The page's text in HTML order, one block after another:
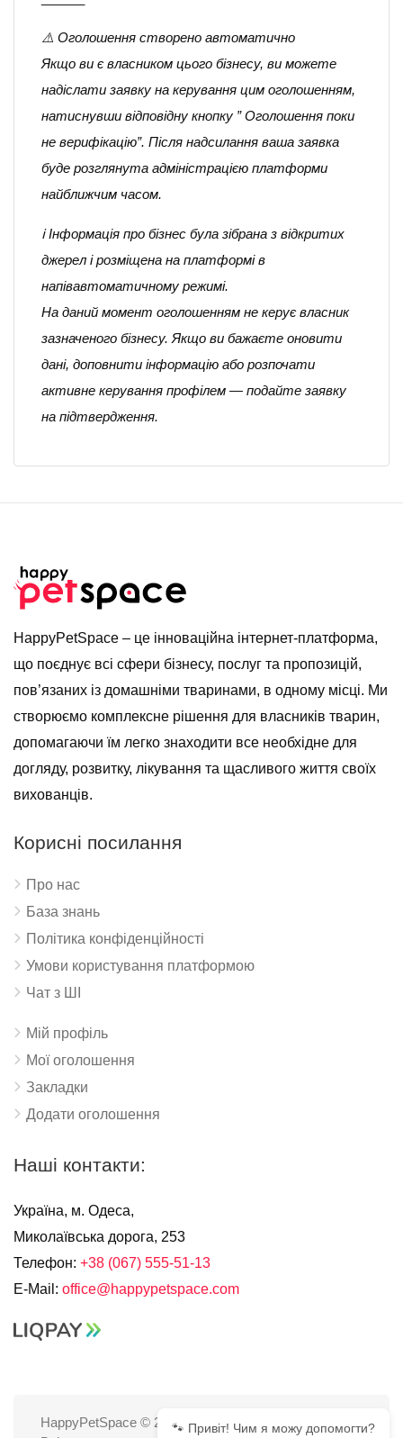
⚠️ Оголошення створено автоматично
Якщо ви є власником цього бізнесу, ви можете
надіслати заявку на керування цим оголошенням,
натиснувши відповідну кнопку ” Оголошення поки
не верифікацію”. Після надсилання ваша заявка
буде розглянута адміністрацією платформи
найближчим часом.
ℹ️ Інформація про бізнес була зібрана з відкритих
джерел і розміщена на платформі в
напівавтоматичному режимі.
На даний момент оголошенням не керує власник
зазначеного бізнесу. Якщо ви бажаєте оновити
дані, доповнити інформацію або розпочати
активне керування профілем — подайте заявку
на підтвердження.
HappyPetSpace – це інноваційна інтернет-платформа,
що поєднує всі сфери бізнесу, послуг та пропозицій,
пов’язаних із домашніми тваринами, в одному місці. Ми
створюємо комплексне рішення для власників тварин,
допомагаючи їм легко знаходити все необхідне для
догляду, розвитку, лікування та щасливого життя своїх
вихованців.
Корисні посилання
Про нас
База знань
Політика конфіденційності
Умови користування платформою
Чат з ШІ
Мій профіль
Мої оголошення
Закладки
Додати оголошення
Наші контакти:
Україна, м. Одеса,
Миколаївська дорога, 253
Телефон: +38 (067) 555-51-13
E-Mail: office@happypetspace.com
HappyPetSpace © 2025🐾 Привіт! Чим я можу допомогти?